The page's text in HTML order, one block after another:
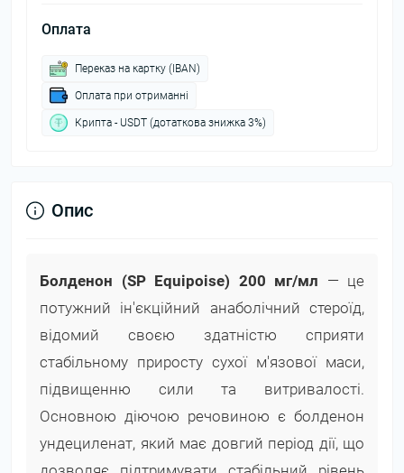
Оплата
Переказ на картку (IBAN)
Оплата при отриманні
Крипта - USDT (дотаткова знижка 3%)
Опис
Болденон (SP Equipoise) 200 мг/мл — це
потужний ін'єкційний анаболічний стероїд,
відомий своєю здатністю сприяти
стабільному приросту сухої м'язової маси,
підвищенню сили та витривалості.
Основною діючою речовиною є болденон
ундециленат, який має довгий період дії, що